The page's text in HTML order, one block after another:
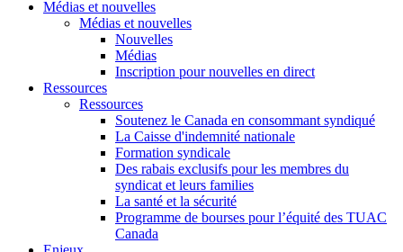
Médias et nouvelles
Médias et nouvelles
Nouvelles
Médias
Inscription pour nouvelles en direct
Ressources
Ressources
Soutenez le Canada en consommant syndiqué
La Caisse d'indemnité nationale
Formation syndicale
Des rabais exclusifs pour les membres du
syndicat et leurs families
La santé et la sécurité
Programme de bourses pour l’équité des TUAC
Canada